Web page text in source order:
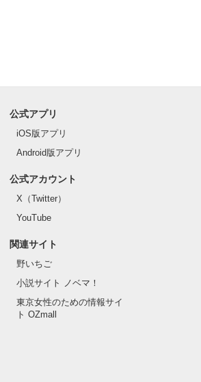
公式アプリ
iOS版アプリ
Android版アプリ
公式アカウント
X（Twitter）
YouTube
関連サイト
野いちご
小説サイト ノベマ！
東京女性のための情報サイ
ト OZmall